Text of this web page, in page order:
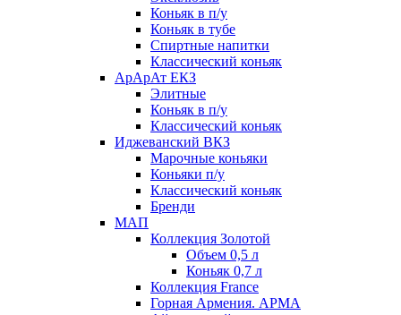
Коньяк в п/у
Коньяк в тубе
Спиртные напитки
Классический коньяк
АрАрАт ЕКЗ
Элитные
Коньяк в п/у
Классический коньяк
Иджеванский ВКЗ
Марочные коньяки
Коньяки п/у
Классический коньяк
Бренди
МАП
Коллекция Золотой
Объем 0,5 л
Коньяк 0,7 л
Коллекция France
Горная Армения. АРМА